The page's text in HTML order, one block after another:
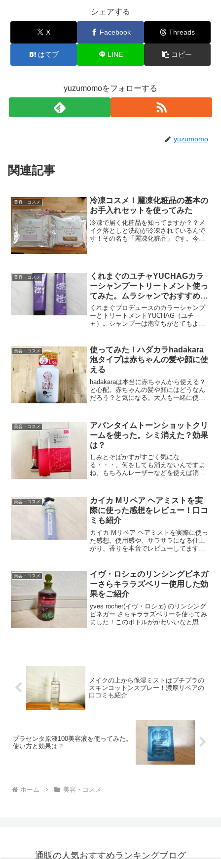
シェアする
X Facebook Threads
はてブ LINE コピー
yuzumomoをフォローする
yuzumomo
関連記事
美容・コスメ
冷凍コスメ！麗凍化粧品の基本の
お手入れセットを使ってみた
冷凍で届く化粧品を知ってますか？？メ
イク落としと洗顔が冷凍されているんで
す！その名も「麗凍化粧品」です。今
美容・コスメ
くれまぐのユチャYUCHAGカラ
ーシャンプートリートメント使っ
てみた。ムラシャンでおすすめの
市販！
くれまぐプロデュースのカラーシャンプ
ーとトリートメントYUCHAG（ユチ
ャ）。シャンプーは泡立ちがとてもよく
時間も苦じゃない。
美容・コスメ
使ってみた！ハダカラhadakara
泡タイプは赤ちゃんの髪や顔に使
える
hadakaraは本当に赤ちゃんから使える？
と心配。赤ちゃんの髪や顔にはどうなん
だろう？と気になる。大人も一緒に使え
ちゃんから大人まで使えるhadakaraを使
ってみた。
美容・コスメ
アバンタイムトーンショットクリ
ームを使った。シミ消えた？効果
は？
しみとそばかすがすごく気にな
る・・・。何をしても消えないんですよ
ね。もちろんレーザーなどを使えば消え
そばかすができたらいいなと思っていま
す。シミに効果的なクリームをいろ...
美容・コスメ
カイカ Mリペア ヘアミストを実
際に使った感想をレビュー！口コ
ミも紹介
カイカ Mリペア ヘアミストを実際に使っ
た感想。使用感や、サラサラになる仕上
がり、香りを本音でレビューしてます。
美容・コスメ
イヴ・ロシェのリンシングビネガ
ーさらキララズベリー使用した効
果をご紹介
yves rocher(イヴ・ロシェ) のリンシング
ビネガー さらキララズベリーを使ってみ
ました！このボトルがかわいいなと思っ
メイクの上から保湿ミストはプチプラの
スキンコットンスプレー！濃厚リペアの
口コミも紹介
プラセンタ原液100美容液を使ってみた。
使い方と効果は？
ホーム 美容・コスメ
通販の人気おすすめランキングブログ